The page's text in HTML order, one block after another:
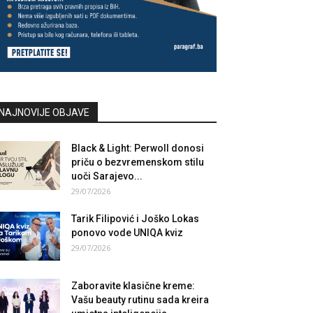
OBJAVE
Black & Light: Perwoll donosi
priču o bezvremenskom stilu
uoči Sarajevo...
29/07/2026
Tarik Filipović i Joško Lokas
ponovo vode UNIQA kviz
29/07/2026
Zaboravite klasične kreme:
Vašu beauty rutinu sada kreira